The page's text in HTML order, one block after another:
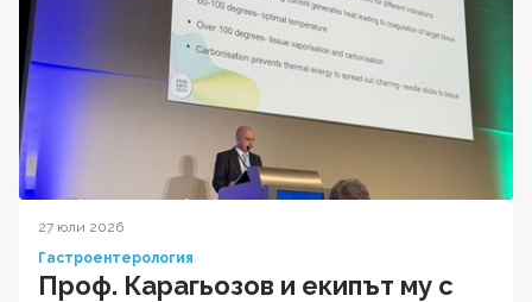
27 юли 2026
Гастроентерология
Проф. Карагьозов и екипът му с